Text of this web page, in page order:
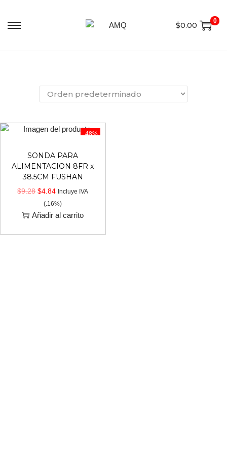
$0.00
0
-48%
SONDA PARA
ALIMENTACION 8FR x
38.5CM FUSHAN
$9.28 $4.84 Incluye IVA
(.16%)
Añadir al carrito